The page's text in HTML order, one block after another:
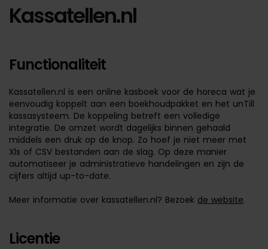
Kassatellen.nl
Functionaliteit
Kassatellen.nl is een online kasboek voor de horeca wat je
eenvoudig koppelt aan een boekhoudpakket en het unTill
kassasysteem. De koppeling betreft een volledige
integratie. De omzet wordt dagelijks binnen gehaald
middels een druk op de knop. Zo hoef je niet meer met
Xls of CSV bestanden aan de slag. Op deze manier
automatiseer je administratieve handelingen en zijn de
cijfers altijd up-to-date.
Meer informatie over kassatellen.nl? Bezoek de website.
Licentie